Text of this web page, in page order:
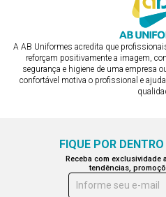
A AB Uniformes acredita que
reforçam positivamente a imagem,
segurança e higiene de uma empresa
confortável motiva o profissional e
FIQUE POR
Receba com exclusividade
tendências,
Informe seu e-mail